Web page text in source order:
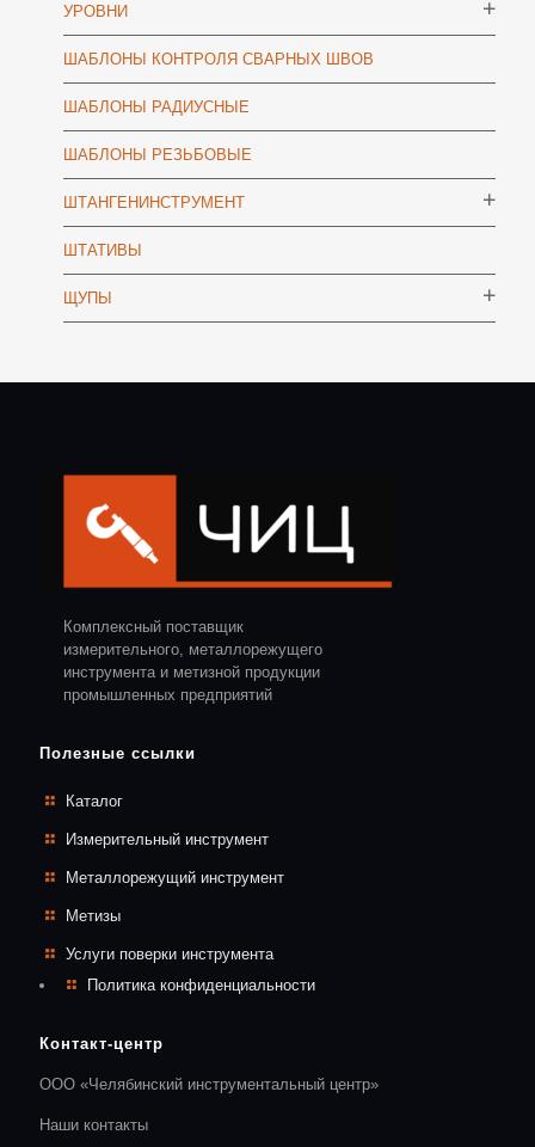
УРОВНИ
ШАБЛОНЫ КОНТРОЛЯ СВАРНЫХ ШВОВ
ШАБЛОНЫ РАДИУСНЫЕ
ШАБЛОНЫ РЕЗЬБОВЫЕ
ШТАНГЕНИНСТРУМЕНТ
ШТАТИВЫ
ЩУПЫ
Комплексный поставщик
измерительного, металлорежущего
инструмента и метизной продукции
промышленных предприятий
Полезные ссылки
Каталог
Измерительный инструмент
Металлорежущий инструмент
Метизы
Услуги поверки инструмента
Политика конфиденциальности
Контакт-центр
ООО «Челябинский инструментальный центр»
Наши контакты